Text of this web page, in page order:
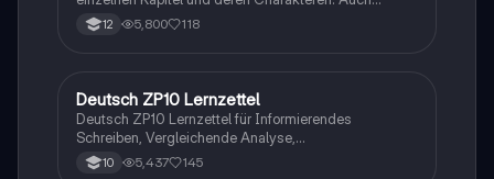
tabellarisch. Im Unterricht ohne KI erstellt
12 5,800 118
Deutsch
Deutsch ZP10 Lernzettel
Deutsch ZP10 Lernzettel für Informierendes
Schreiben, Vergleichende Analyse,
Sachtexte/Roman/Gedicht..
10 5,437 145